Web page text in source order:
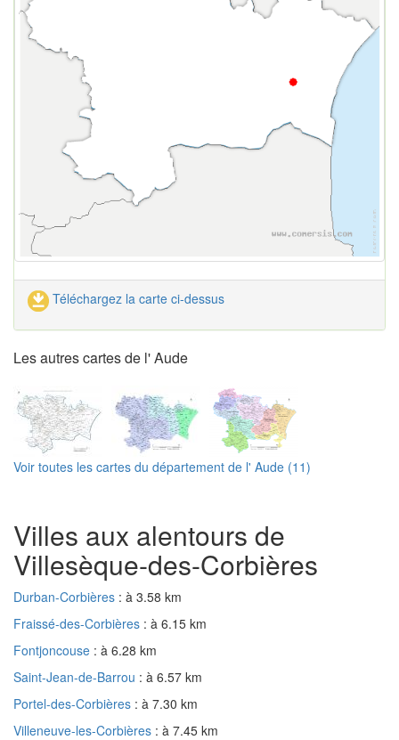
Téléchargez la carte ci-dessus
Les autres cartes de l' Aude
Voir toutes les cartes du département de l' Aude (11)
Villes aux alentours de
Villesèque-des-Corbières
Durban-Corbières : à 3.58 km
Fraissé-des-Corbières : à 6.15 km
Fontjoncouse : à 6.28 km
Saint-Jean-de-Barrou : à 6.57 km
Portel-des-Corbières : à 7.30 km
Villeneuve-les-Corbières : à 7.45 km